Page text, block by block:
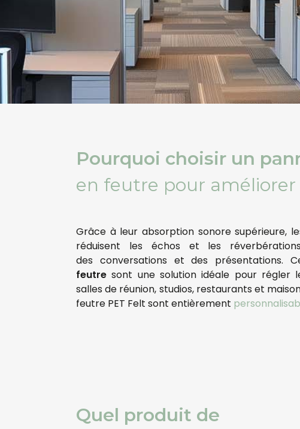
Pourquoi choisir un
en feutre pour améliorer
Grâce à leur absorption sonore supérieure,
réduisent les échos et les
des conversations et des présentations.
feutresont une solution idéale pour régler
salles de réunion, studios, restaurants et
feutre PET Felt sont entièrement
Quel produit de